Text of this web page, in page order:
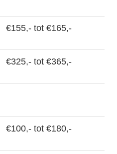
€155,- tot €165,-
€325,- tot €365,-
€100,- tot €180,-